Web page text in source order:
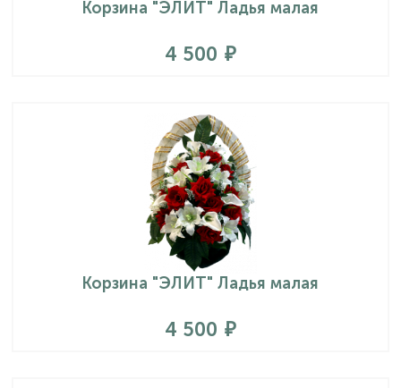
Корзина "ЭЛИТ" Ладья малая
4 500
Корзина "ЭЛИТ" Ладья малая
4 500